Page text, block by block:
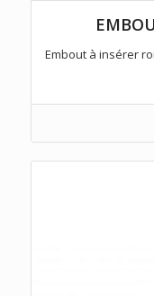
Embout à insérer